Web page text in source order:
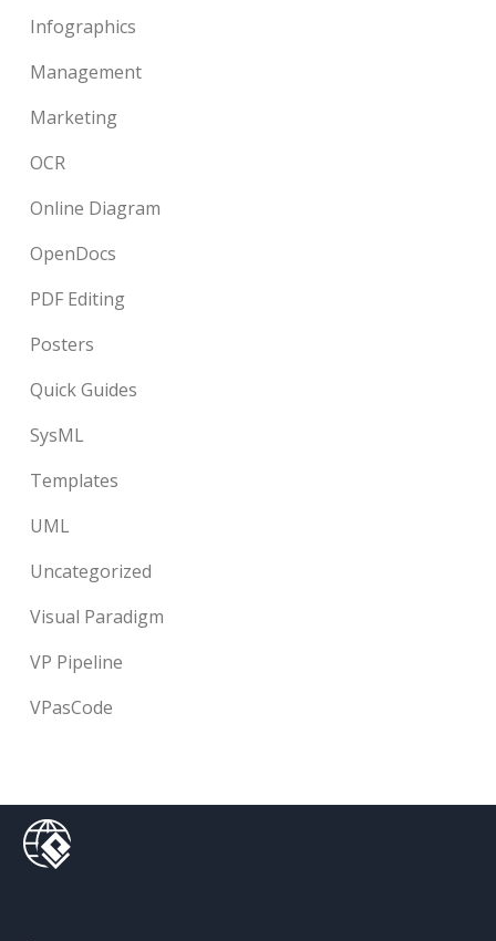
Infographics
Management
Marketing
OCR
Online Diagram
OpenDocs
PDF Editing
Posters
Quick Guides
SysML
Templates
UML
Uncategorized
Visual Paradigm
VP Pipeline
VPasCode